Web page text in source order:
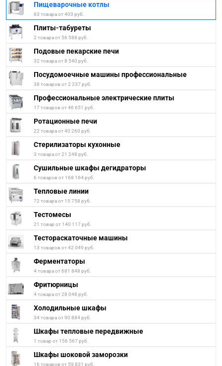
Пищеварочные котлы
83 товара от 403 руб.
Плиты-табуреты
2 товара от 56 588 руб.
Подовые пекарские печи
32 товара от 8 540 руб.
Посудомоечные машины профессиональные
38 товаров от 2 237 руб.
Профессиональные электрические плиты
17 товаров от 46 651 руб.
Ротационные печи
22 товара от 40 260 руб.
Стерилизаторы кухонные
3 товара от 21 248 руб.
Сушильные шкафы дегидраторы
6 товаров от 168 164 руб.
Тепловые линии
72 товара от 15 758 руб.
Тестомесы
21 товар от 140 117 руб.
Тестораскаточные машины
13 товаров от 42 049 руб.
Ферментаторы
4 товара от 681 848 руб.
Фритюрницы
4 товара от 28 048 руб.
Холодильные шкафы
34 товара от 90 884 руб.
Шкафы тепловые передвижные
1 товар от 156 567 руб.
Шкафы шоковой заморозки
16 товаров от 59 831 руб.